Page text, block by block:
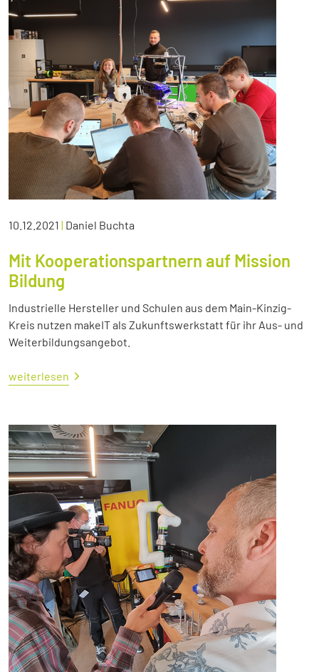
10.12.2021 | Daniel Buchta
Mit Kooperationspartnern auf Mission
Bildung
Industrielle Hersteller und Schulen aus dem Main-Kinzig-
Kreis nutzen makeIT als Zukunftswerkstatt für ihr Aus- und
Weiterbildungsangebot.
weiterlesen